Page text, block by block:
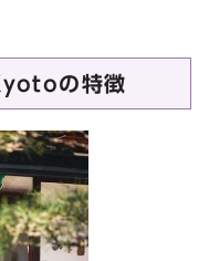
の特徴